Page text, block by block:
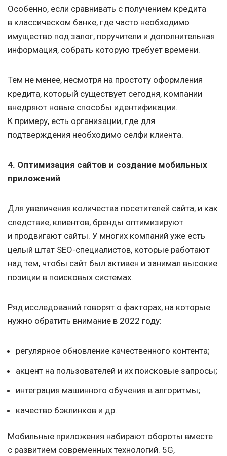
Особенно, если сравнивать с получением кредита
в классическом банке, где часто необходимо
имущество под залог, поручители и дополнительная
информация, собрать которую требует времени.
Тем не менее, несмотря на простоту оформления
кредита, который существует сегодня, компании
внедряют новые способы идентификации.
К примеру, есть организации, где для
подтверждения необходимо селфи клиента.
4. Оптимизация сайтов и создание мобильных
приложений
Для увеличения количества посетителей сайта, и как
следствие, клиентов, бренды оптимизируют
и продвигают сайты. У многих компаний уже есть
целый штат SEO-специалистов, которые работают
над тем, чтобы сайт был активен и занимал высокие
позиции в поисковых системах.
Ряд исследований говорят о факторах, на которые
нужно обратить внимание в 2022 году:
регулярное обновление качественного контента;
акцент на пользователей и их поисковые запросы;
интеграция машинного обучения в алгоритмы;
качество бэклинков и др.
Мобильные приложения набирают обороты вместе
с развитием современных технологий. 5G,